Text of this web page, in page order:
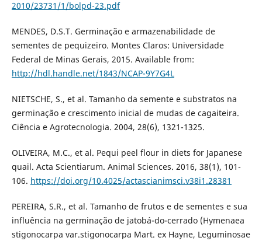
2010/23731/1/bolpd-23.pdf
MENDES, D.S.T. Germinação e armazenabilidade de
sementes de pequizeiro. Montes Claros: Universidade
Federal de Minas Gerais, 2015. Available from:
http://hdl.handle.net/1843/NCAP-9Y7G4L
NIETSCHE, S., et al. Tamanho da semente e substratos na
germinação e crescimento inicial de mudas de cagaiteira.
Ciência e Agrotecnologia. 2004, 28(6), 1321-1325.
OLIVEIRA, M.C., et al. Pequi peel flour in diets for Japanese
quail. Acta Scientiarum. Animal Sciences. 2016, 38(1), 101-
106. https://doi.org/10.4025/actascianimsci.v38i1.28381
PEREIRA, S.R., et al. Tamanho de frutos e de sementes e sua
influência na germinação de jatobá-do-cerrado (Hymenaea
stigonocarpa var.stigonocarpa Mart. ex Hayne, Leguminosae